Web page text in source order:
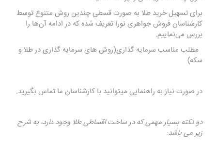
برای تسهیل خرید طلا به صورت قسطی چندین روش متنوع توسط
کارشناسان فروش جواهری نورا تعریف شده که در ادامه آن‌ها را
بررس می‌نماییم.
مطلب مناسب سرمایه گذاری(روش های سرمایه گذاری در طلا و
سکه)
در صورت نیاز به راهنمایی میتوانید با کارشناسان ما تماس بگیرید.
دو نکته بسیار مهمی که در ساخت اقساطی طلا وجود دارد، به شرح
زیر می باشد: